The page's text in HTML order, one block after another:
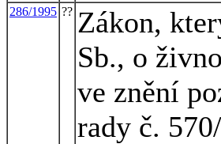
286/1995 ?? Zákon,
Sb., o
ve znění
rady č.